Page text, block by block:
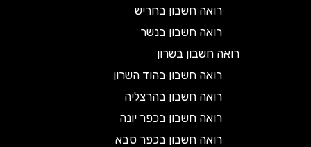
רואה חשבון בחריש
רואה חשבון בנשר
רואה חשבון בשרון
רואה חשבון בהוד השרון
רואה חשבון בהרצליה
רואה חשבון בכפר יונה
רואה חשבון בכפר סבא